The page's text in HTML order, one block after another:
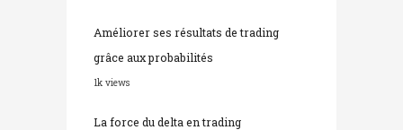
Améliorer ses résultats de trading
grâce aux probabilités
1k views
La force du delta en trading